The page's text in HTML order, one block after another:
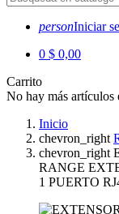
personIniciar
0 $ 0,00
Carrito
No hay más artículos
Inicio
chevron_right
chevron_right
RANGE
1 PUERTO